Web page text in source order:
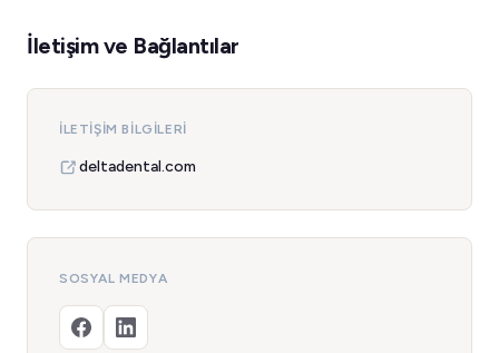
İletişim ve Bağlantılar
İLETIŞIM BILGILERI
deltadental.com
SOSYAL MEDYA